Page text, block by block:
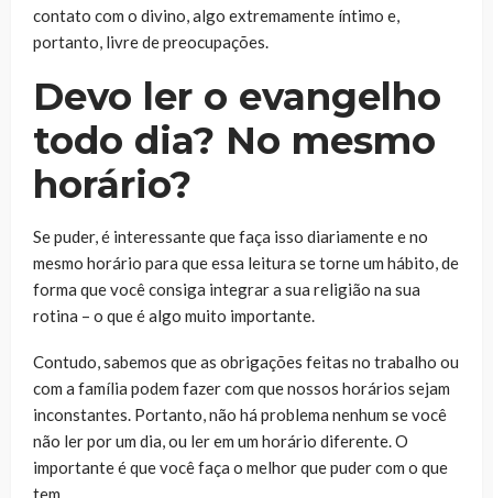
contato com o divino, algo extremamente íntimo e,
portanto, livre de preocupações.
Devo ler o evangelho
todo dia? No mesmo
horário?
Se puder, é interessante que faça isso diariamente e no
mesmo horário para que essa leitura se torne um hábito, de
forma que você consiga integrar a sua religião na sua
rotina – o que é algo muito importante.
Contudo, sabemos que as obrigações feitas no trabalho ou
com a família podem fazer com que nossos horários sejam
inconstantes. Portanto, não há problema nenhum se você
não ler por um dia, ou ler em um horário diferente. O
importante é que você faça o melhor que puder com o que
tem.